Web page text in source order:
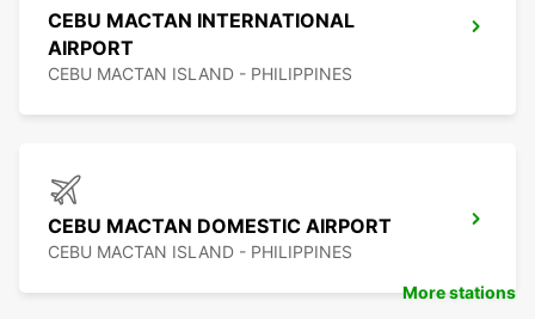
CEBU MACTAN INTERNATIONAL
AIRPORT
CEBU MACTAN ISLAND - PHILIPPINES
CEBU MACTAN DOMESTIC AIRPORT
CEBU MACTAN ISLAND - PHILIPPINES
More stations